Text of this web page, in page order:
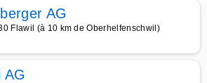
AG
Flawil (à 10 km de Oberhelfenschwil)
AG